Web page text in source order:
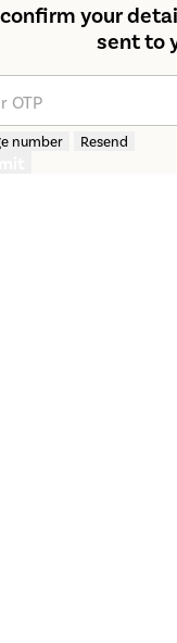
your
sent to
OTP
number Resend